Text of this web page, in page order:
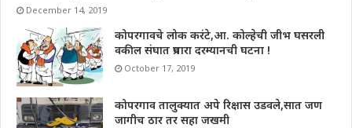
December 14, 2019
कोपरगावचे लोक करंटे,आ. कोल्हेची जीभ घसरली
वकील संघात प्रचारा दरम्यानची घटना !
October 17, 2019
कोपरगाव तालुक्यात अपे रिक्षास उडवले,सात जण
जागीच ठार तर सहा जखमी